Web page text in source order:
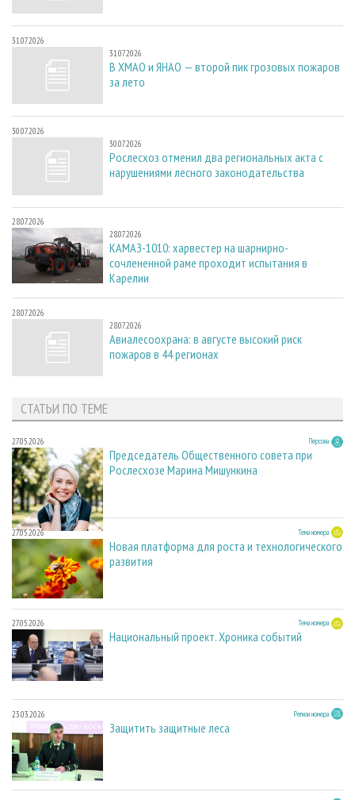
31.07.2026
31.07.2026
В ХМАО и ЯНАО — второй пик грозовых пожаров
за лето
30.07.2026
30.07.2026
Рослесхоз отменил два региональных акта с
нарушениями лесного законодательства
28.07.2026
28.07.2026
КАМАЗ-1010: харвестер на шарнирно-
сочлененной раме проходит испытания в
Карелии
28.07.2026
28.07.2026
Авиалесоохрана: в августе высокий риск
пожаров в 44 регионах
СТАТЬИ ПО ТЕМЕ
27.05.2026 Персона
Председатель Общественного совета при
Рослесхозе Марина Мишункина
27.05.2026 Тема номера
Новая платформа для роста и технологического
развития
27.05.2026 Тема номера
Национальный проект. Хроника событий
23.03.2026 Регион номера
Защитить защитные леса